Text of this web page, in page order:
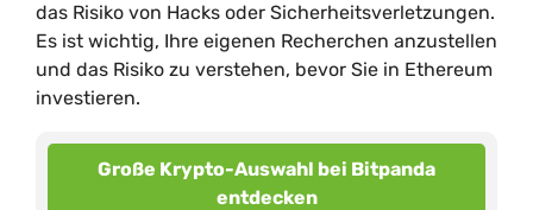
das Risiko von Hacks oder Sicherheitsverletzungen.
Es ist wichtig, Ihre eigenen Recherchen anzustellen
und das Risiko zu verstehen, bevor Sie in Ethereum
investieren.
Große Krypto-Auswahl bei Bitpanda
entdecken